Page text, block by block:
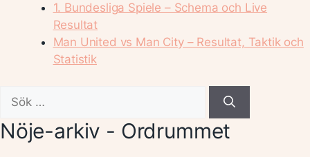
1. Bundesliga Spiele – Schema och Live
Resultat
Man United vs Man City – Resultat, Taktik och
Statistik
efter:
Nöje-arkiv - Ordrummet